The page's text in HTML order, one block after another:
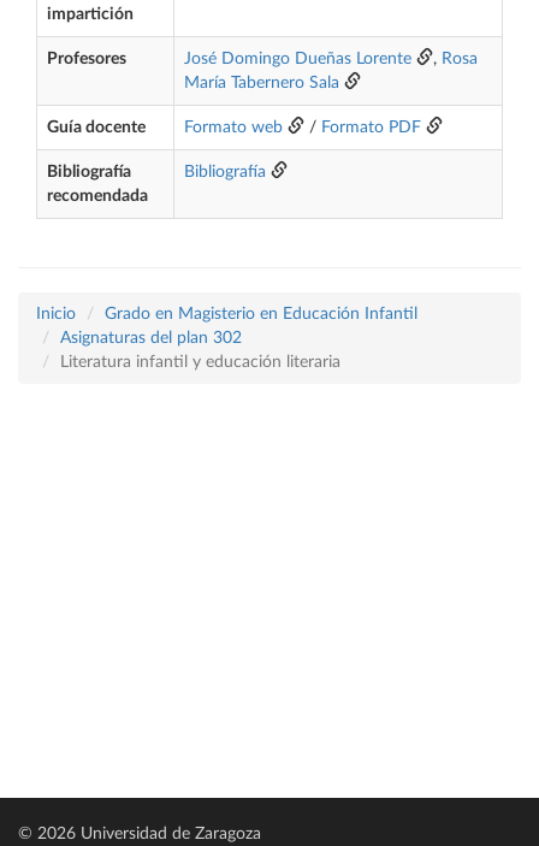
impartición
Profesores José Domingo Dueñas Lorente , Rosa
María Tabernero Sala
Guía docente Formato web / Formato PDF
Bibliografía
recomendada
Bibliografía
Inicio
Grado en Magisterio en Educación Infantil
Asignaturas del plan 302
Literatura infantil y educación literaria
© 2026 Universidad de Zaragoza